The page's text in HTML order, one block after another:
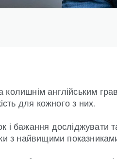
колишнім англійським
для кожного з них.
і бажання досліджувати
з найвищими показниками